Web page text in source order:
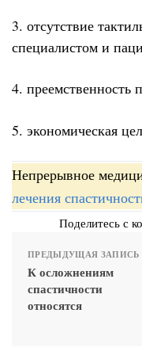
3. отсутствие
специалистом и
4. преемственность
5. экономическая
Непрерывное
лечения
Поделитесь с
ПРЕДЫДУЩАЯ ЗАПИСЬ
К осложнениям
спастичности
относятся